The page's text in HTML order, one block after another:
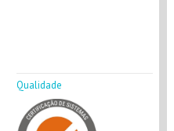
Qualidade